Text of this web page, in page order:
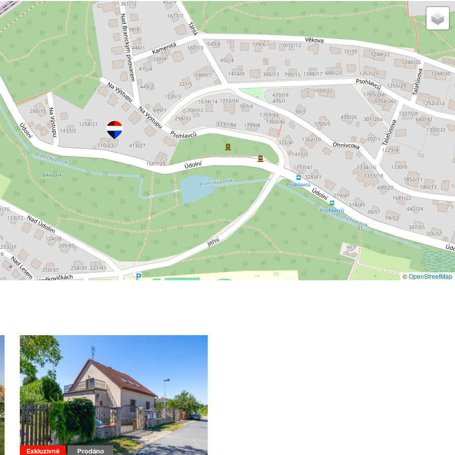
©OpenStreetMap
Exkluzivně Prodáno